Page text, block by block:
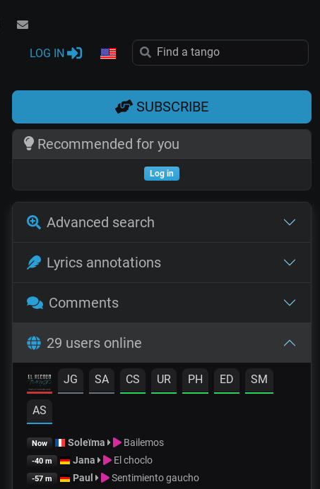
LOG IN
SUBSCRIBE
Recommended for you
Log in
Advanced search
Lyrics annotations
Comments
29 users online
JG SA CS UR PH ED SM
AS
Now Soleïma Bailemos
-40 m Jana El choclo
-57 m Paul Sentimiento gaucho